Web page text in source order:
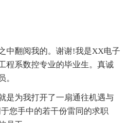
中翻阅我的。谢谢!我是XX电子
程系数控专业的毕业生。真诚
。
是为我打开了一扇通往机遇与
您手中的若干份雷同的求职